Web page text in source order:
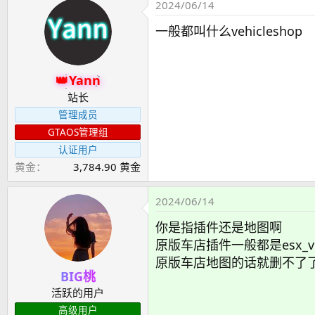
Yann
站长
管理成员
GTAOS管理组
认证用户
黄金 3,784.90 黄金
2024/06/14
一般都叫什么vehicleshop
BIG桃
活跃的用户
高级用户
2024/06/14
你是指插件还是地图啊
原版车店插件一般都是
原版车店地图的话就删不了